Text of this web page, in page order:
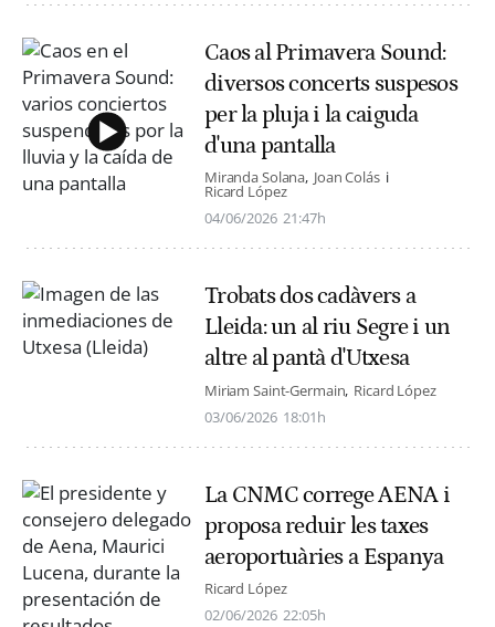
Caos al Primavera Sound:
diversos concerts suspesos
per la pluja i la caiguda
d'una pantalla
Miranda Solana Joan Colás
Ricard López
04/06/2026 21:47h
Trobats dos cadàvers a
Lleida: un al riu Segre i un
altre al pantà d'Utxesa
Miriam Saint-Germain Ricard López
03/06/2026 18:01h
La CNMC correge AENA i
proposa reduir les taxes
aeroportuàries a Espanya
Ricard López
02/06/2026 22:05h